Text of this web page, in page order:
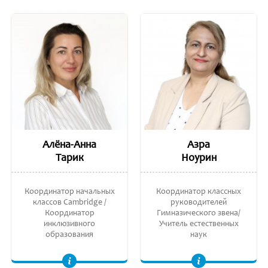
Алёна-Анна
Тарик
Координатор начальных
классов Cambridge /
Координатор
инклюзивного
образования
Азра
Ноурин
Координатор классных
руководителей
Гимназического звена/
Учитель естественных
наук